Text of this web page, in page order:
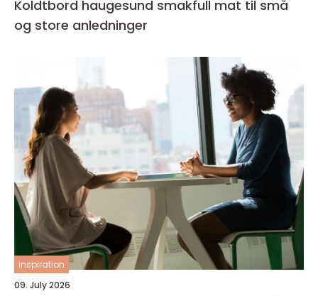
Koldtbord haugesund smakfull mat til små
og store anledninger
inspiration
09. July 2026